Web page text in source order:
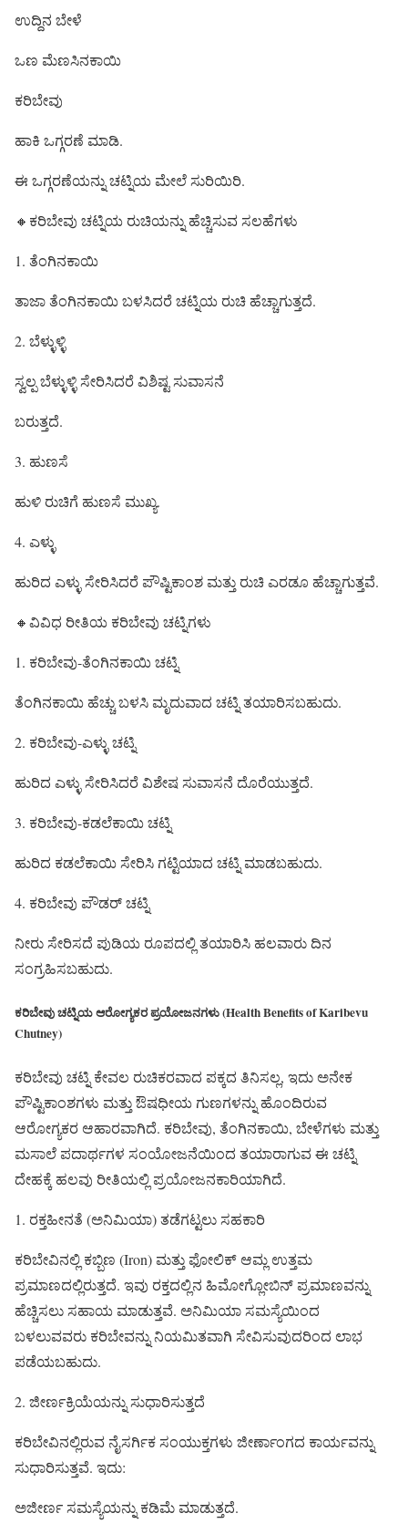
ಉದ್ದಿನ ಬೇಳೆ
ಒಣ ಮೆಣಸಿನಕಾಯಿ
ಕರಿಬೇವು
ಹಾಕಿ ಒಗ್ಗರಣೆ ಮಾಡಿ.
ಈ ಒಗ್ಗರಣೆಯನ್ನು ಚಟ್ನಿಯ ಮೇಲೆ ಸುರಿಯಿರಿ.
🔸ಕರಿಬೇವು ಚಟ್ನಿಯ ರುಚಿಯನ್ನು ಹೆಚ್ಚಿಸುವ ಸಲಹೆಗಳು
1. ತೆಂಗಿನಕಾಯಿ
ತಾಜಾ ತೆಂಗಿನಕಾಯಿ ಬಳಸಿದರೆ ಚಟ್ನಿಯ ರುಚಿ ಹೆಚ್ಚಾಗುತ್ತದೆ.
2. ಬೆಳ್ಳುಳ್ಳಿ
ಸ್ವಲ್ಪ ಬೆಳ್ಳುಳ್ಳಿ ಸೇರಿಸಿದರೆ ವಿಶಿಷ್ಟ ಸುವಾಸನೆ
ಬರುತ್ತದೆ.
3. ಹುಣಸೆ
ಹುಳಿ ರುಚಿಗೆ ಹುಣಸೆ ಮುಖ್ಯ.
4. ಎಳ್ಳು
ಹುರಿದ ಎಳ್ಳು ಸೇರಿಸಿದರೆ ಪೌಷ್ಟಿಕಾಂಶ ಮತ್ತು ರುಚಿ ಎರಡೂ ಹೆಚ್ಚಾಗುತ್ತವೆ.
🔸ವಿವಿಧ ರೀತಿಯ ಕರಿಬೇವು ಚಟ್ನಿಗಳು
1. ಕರಿಬೇವು-ತೆಂಗಿನಕಾಯಿ ಚಟ್ನಿ
ತೆಂಗಿನಕಾಯಿ ಹೆಚ್ಚು ಬಳಸಿ ಮೃದುವಾದ ಚಟ್ನಿ ತಯಾರಿಸಬಹುದು.
2. ಕರಿಬೇವು-ಎಳ್ಳು ಚಟ್ನಿ
ಹುರಿದ ಎಳ್ಳು ಸೇರಿಸಿದರೆ ವಿಶೇಷ ಸುವಾಸನೆ ದೊರೆಯುತ್ತದೆ.
3. ಕರಿಬೇವು-ಕಡಲೆಕಾಯಿ ಚಟ್ನಿ
ಹುರಿದ ಕಡಲೆಕಾಯಿ ಸೇರಿಸಿ ಗಟ್ಟಿಯಾದ ಚಟ್ನಿ ಮಾಡಬಹುದು.
4. ಕರಿಬೇವು ಪೌಡರ್ ಚಟ್ನಿ
ನೀರು ಸೇರಿಸದೆ ಪುಡಿಯ ರೂಪದಲ್ಲಿ ತಯಾರಿಸಿ ಹಲವಾರು ದಿನ
ಸಂಗ್ರಹಿಸಬಹುದು.
ಕರಿಬೇವು ಚಟ್ನಿಯ ಆರೋಗ್ಯಕರ ಪ್ರಯೋಜನಗಳು (Health Benefits of Karibevu
Chutney)
ಕರಿಬೇವು ಚಟ್ನಿ ಕೇವಲ ರುಚಿಕರವಾದ ಪಕ್ಕದ ತಿನಿಸಲ್ಲ, ಇದು ಅನೇಕ
ಪೌಷ್ಟಿಕಾಂಶಗಳು ಮತ್ತು ಔಷಧೀಯ ಗುಣಗಳನ್ನು ಹೊಂದಿರುವ
ಆರೋಗ್ಯಕರ ಆಹಾರವಾಗಿದೆ. ಕರಿಬೇವು, ತೆಂಗಿನಕಾಯಿ, ಬೇಳೆಗಳು ಮತ್ತು
ಮಸಾಲೆ ಪದಾರ್ಥಗಳ ಸಂಯೋಜನೆಯಿಂದ ತಯಾರಾಗುವ ಈ ಚಟ್ನಿ
ದೇಹಕ್ಕೆ ಹಲವು ರೀತಿಯಲ್ಲಿ ಪ್ರಯೋಜನಕಾರಿಯಾಗಿದೆ.
1. ರಕ್ತಹೀನತೆ (ಅನಿಮಿಯಾ) ತಡೆಗಟ್ಟಲು ಸಹಕಾರಿ
ಕರಿಬೇವಿನಲ್ಲಿ ಕಬ್ಬಿಣ (Iron) ಮತ್ತು ಫೋಲಿಕ್ ಆಮ್ಲ ಉತ್ತಮ
ಪ್ರಮಾಣದಲ್ಲಿರುತ್ತದೆ. ಇವು ರಕ್ತದಲ್ಲಿನ ಹಿಮೋಗ್ಲೋಬಿನ್ ಪ್ರಮಾಣವನ್ನು
ಹೆಚ್ಚಿಸಲು ಸಹಾಯ ಮಾಡುತ್ತವೆ. ಅನಿಮಿಯಾ ಸಮಸ್ಯೆಯಿಂದ
ಬಳಲುವವರು ಕರಿಬೇವನ್ನು ನಿಯಮಿತವಾಗಿ ಸೇವಿಸುವುದರಿಂದ ಲಾಭ
ಪಡೆಯಬಹುದು.
2. ಜೀರ್ಣಕ್ರಿಯೆಯನ್ನು ಸುಧಾರಿಸುತ್ತದೆ
ಕರಿಬೇವಿನಲ್ಲಿರುವ ನೈಸರ್ಗಿಕ ಸಂಯುಕ್ತಗಳು ಜೀರ್ಣಾಂಗದ ಕಾರ್ಯವನ್ನು
ಸುಧಾರಿಸುತ್ತವೆ. ಇದು:
ಅಜೀರ್ಣ ಸಮಸ್ಯೆಯನ್ನು ಕಡಿಮೆ ಮಾಡುತ್ತದೆ.